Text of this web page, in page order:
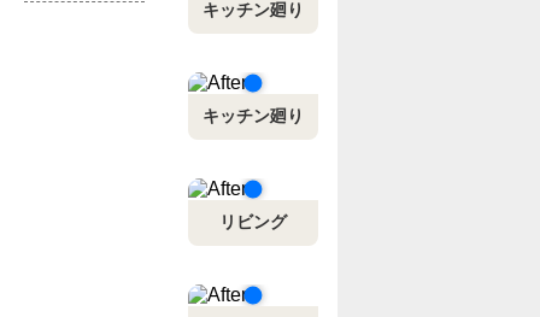
キッチン廻り
キッチン廻り
リビング